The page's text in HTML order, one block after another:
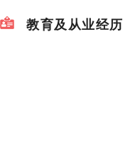
教育及从业经历